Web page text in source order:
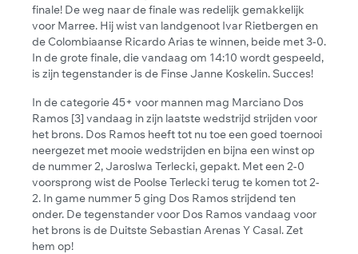
finale! De weg naar de finale was redelijk gemakkelijk
voor Marree. Hij wist van landgenoot Ivar Rietbergen en
de Colombiaanse Ricardo Arias te winnen, beide met 3-0.
In de grote finale, die vandaag om 14:10 wordt gespeeld,
is zijn tegenstander is de Finse Janne Koskelin. Succes!
In de categorie 45+ voor mannen mag Marciano Dos
Ramos [3] vandaag in zijn laatste wedstrijd strijden voor
het brons. Dos Ramos heeft tot nu toe een goed toernooi
neergezet met mooie wedstrijden en bijna een winst op
de nummer 2, Jaroslwa Terlecki, gepakt. Met een 2-0
voorsprong wist de Poolse Terlecki terug te komen tot 2-
2. In game nummer 5 ging Dos Ramos strijdend ten
onder. De tegenstander voor Dos Ramos vandaag voor
het brons is de Duitste Sebastian Arenas Y Casal. Zet
hem op!